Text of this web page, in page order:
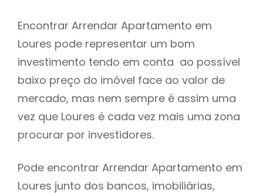
Encontrar Arrendar Apartamento em
Loures pode representar um bom
investimento tendo em conta ao possível
baixo preço do imóvel face ao valor de
mercado, mas nem sempre é assim uma
vez que Loures é cada vez mais uma zona
procurar por investidores.
Pode encontrar Arrendar Apartamento em
Loures junto dos bancos, imobiliárias,